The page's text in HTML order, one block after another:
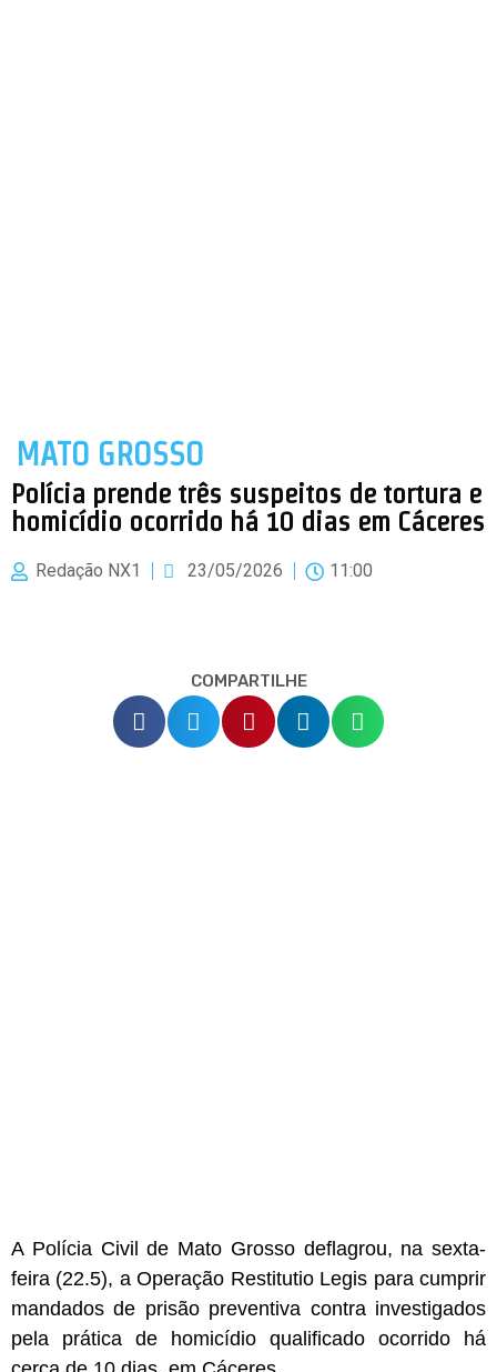
MATO GROSSO
Polícia prende três suspeitos de tortura e
homicídio ocorrido há 10 dias em Cáceres
Redação NX1 23/05/2026 11:00
COMPARTILHE
A Polícia Civil de Mato Grosso deflagrou, na sexta-
feira (22.5), a Operação Restitutio Legis para cumprir
mandados de prisão preventiva contra investigados
pela prática de homicídio qualificado ocorrido há